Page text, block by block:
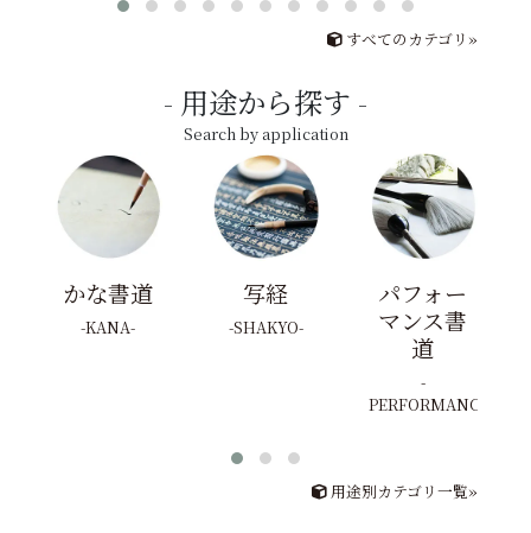
すべてのカテゴリ»
用途から探す
Search by application
かな書道
KANA
写経
SHAKYO
パフォー
マンス書
道
PERFORMANCE
用途別カテゴリ一覧»